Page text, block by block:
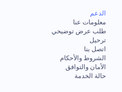
الدعم
معلومات عنا
طلب عرض توضيحي
ترحيل
اتصل بنا
الشروط والأحكام
الأمان والتوافق
حالة الخدمة